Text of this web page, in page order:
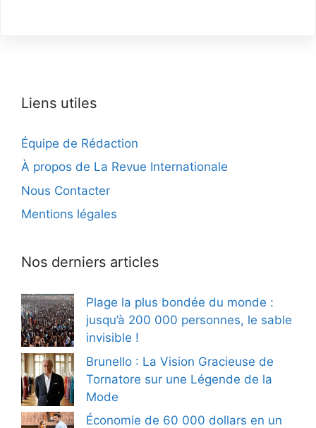
Liens utiles
Équipe de Rédaction
À propos de La Revue Internationale
Nous Contacter
Mentions légales
Nos derniers articles
Plage la plus bondée du monde :
jusqu’à 200 000 personnes, le sable
invisible !
Brunello : La Vision Gracieuse de
Tornatore sur une Légende de la
Mode
Économie de 60 000 dollars en un